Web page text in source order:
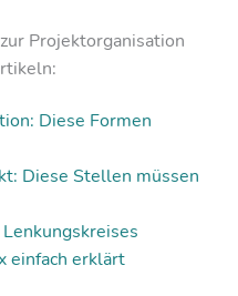
Projektorganisation
Diese Formen
Diese Stellen müssen
einfach erklärt